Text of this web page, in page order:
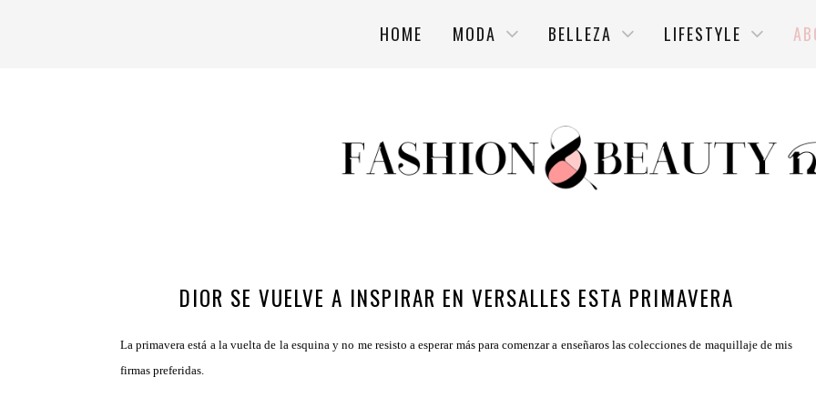
HOME MODA BELLEZA LIFESTYLE
DIOR SE VUELVE A INSPIRAR EN VERSALLES ESTA PRIMAVERA
La primavera está a la vuelta de la esquina y no me resisto a esperar más para comenzar a enseñaros las colecciones de maquillaje de mis
firmas preferidas.